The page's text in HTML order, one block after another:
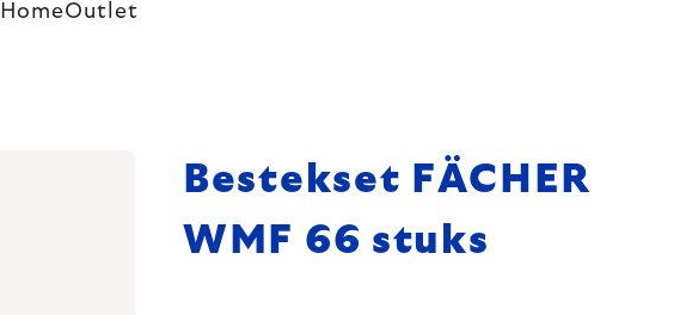
HomeOutlet
Bestekset FÄCHER
WMF 66 stuks